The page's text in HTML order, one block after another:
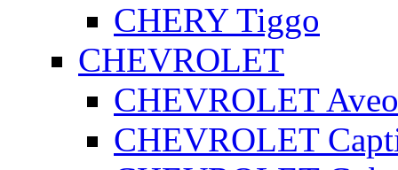
CHERY Tiggo
CHEVROLET
CHEVROLET Aveo
CHEVROLET